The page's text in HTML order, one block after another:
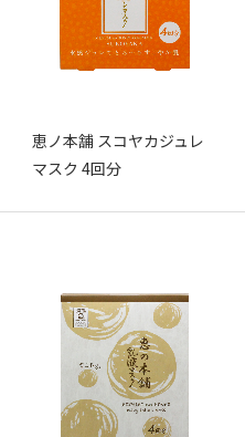
恵ノ本舗 スコヤカジュレ
マスク 4回分